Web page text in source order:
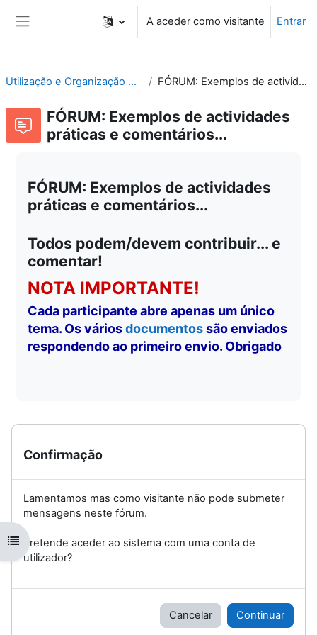
A aceder como visitante Entrar
Abrir índice da disciplina
Utilização e Organização de Laboratórios Escolares FÓRUM: Exemplos de actividades práticas e comentários...
FÓRUM: Exemplos de actividades
práticas e comentários...
FÓRUM: Exemplos de actividades
práticas e comentários...
Todos podem/devem contribuir... e
comentar!
NOTA IMPORTANTE!
Cada participante abre apenas um único
tema. Os váriosdocumentossão enviados
respondendo ao primeiro envio. Obrigado
Confirmação
Lamentamos mas como visitante não pode submeter
mensagens neste fórum.
Pretende aceder ao sistema com uma conta de
utilizador?
Cancelar Continuar